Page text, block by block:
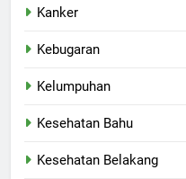
Kanker
Kebugaran
Kelumpuhan
Kesehatan Bahu
Kesehatan Belakang